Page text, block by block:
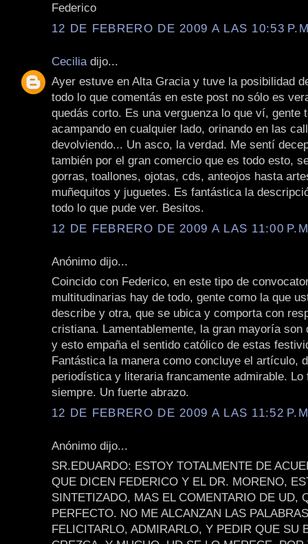
Federico
12 DE FEBRERO DE 2009 A LAS 10:53
Cecilia dijo...
Ayer estuve en Alta Gracia y tuve la posibilidad
todo lo que comentás en este post no sólo es
quedás corto. Es una verguenza lo que ví, gente
acampando en cualquier lado, orinando en las
devolviendo... Un asco, la verdad. Me sentí
también por el gran comercio que es todo esto,
gorras, toallones, ojotas, cds, anteojos hasta
muñequitos y juguetes. Es fantástica la
todo lo que pude ver. Besitos.
12 DE FEBRERO DE 2009 A LAS 11:00
Anónimo dijo...
Coincido con Federico, en este tipo de
multitudinarias hay de todo, gente como la que
describe y otra, que se ubica y comporta con
cristiana. Lamentablemente, la gran mayoría son
y esto empaña el sentido católico de estas
Fantástica la manera como concluye el artículo,
periodística y literaria francamente admirable. Lo
siempre. Un fuerte abrazo.
12 DE FEBRERO DE 2009 A LAS 11:52
Anónimo dijo...
SR.EDUARDO: ESTOY TOTALMENTE DE
QUE DICEN FEDERICO Y EL DR. MORENO,
SINTETIZADO, MAS EL COMENTARIO DE UD,
PERFECTO. NO ME ALCANZAN LAS
FELICITARLO, ADMIRARLO, Y PEDIR QUE SU